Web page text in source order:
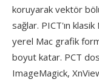
koruyarak vektör
sağlar. PICT'ın
yerel Mac grafik
boyut katar. PCT
ImageMagick,